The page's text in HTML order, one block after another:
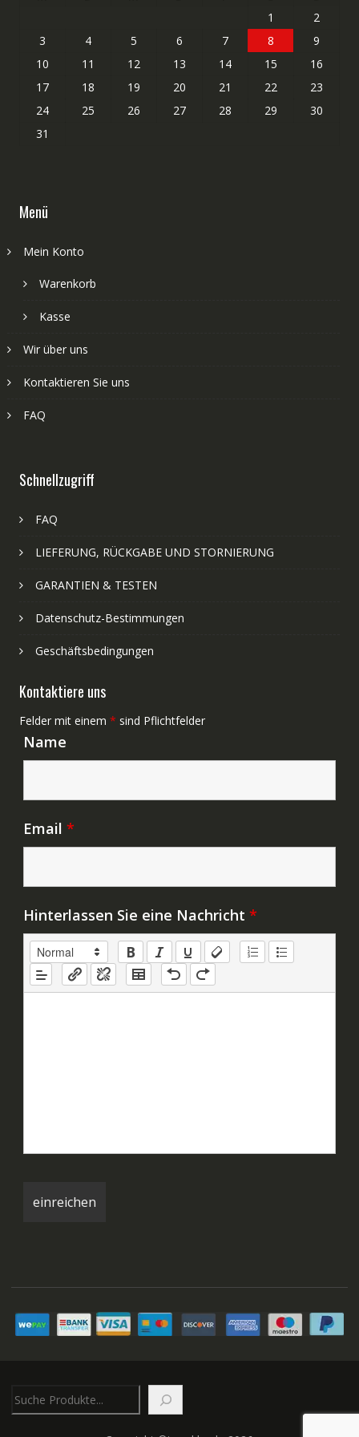
1
2
3
4 5 6 7 8
9
10
11 12 13 14 15
16
17
18 19 20 21 22
23
24
25 26 27 28 29
30
31
Menü
Mein Konto
Warenkorb
Kasse
Wir über uns
Kontaktieren Sie uns
FAQ
Schnellzugriff
FAQ
LIEFERUNG, RÜCKGABE UND STORNIERUNG
GARANTIEN & TESTEN
Datenschutz-Bestimmungen
Geschäftsbedingungen
Kontaktiere uns
Felder mit einem * sind Pflichtfelder
Name
Email *
Hinterlassen Sie eine Nachricht *